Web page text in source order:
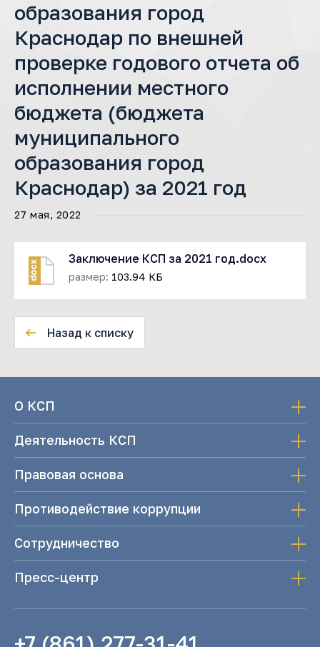
образования город
Краснодар по внешней
проверке годового отчета об
исполнении местного
бюджета (бюджета
муниципального
образования город
Краснодар) за 2021 год
27 мая, 2022
docx
Заключение КСП за 2021 год.docx
размер: 103.94 КБ
Назад к списку
О КСП
Деятельность КСП
Правовая основа
Противодействие коррупции
Сотрудничество
Пресс-центр